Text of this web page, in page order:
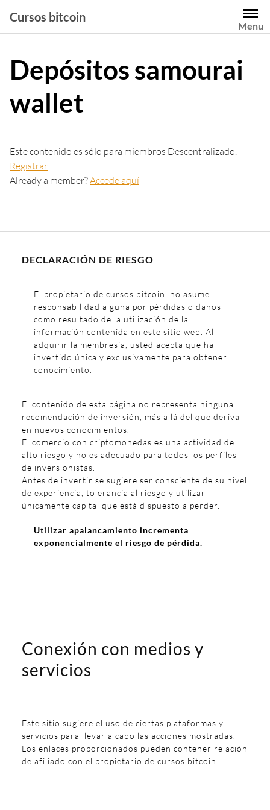
contenido
Cursos bitcoin
Menu
Depósitos samourai
wallet
Este contenido es sólo para miembros Descentralizado.
Registrar
Already a member?Accede aquí
DECLARACIÓN DE RIESGO
El propietario de cursos bitcoin, no asume
responsabilidad alguna por pérdidas o daños
como resultado de la utilización de la
información contenida en este sitio web. Al
adquirir la membresía, usted acepta que ha
invertido única y exclusivamente para obtener
conocimiento.
El contenido de esta página no representa ninguna
recomendación de inversión, más allá del que deriva
en nuevos conocimientos.
El comercio con criptomonedas es una actividad de
alto riesgo y no es adecuado para todos los perfiles
de inversionistas.
Antes de invertir se sugiere ser consciente de su nivel
de experiencia, tolerancia al riesgo y utilizar
únicamente capital que está dispuesto a perder.
Utilizar apalancamiento incrementa
exponencialmente el riesgo de pérdida.
Conexión con medios y
servicios
Este sitio sugiere el uso de ciertas plataformas y
servicios para llevar a cabo las acciones mostradas.
Los enlaces proporcionados pueden contener relación
de afiliado con el propietario de cursos bitcoin.